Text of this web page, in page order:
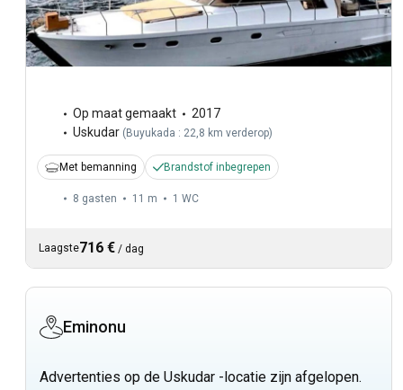
Op maat gemaakt
2017
Uskudar ( Buyukada : 22,8 km verderop)
Met bemanning Brandstof inbegrepen
8 gasten 11 m 1 WC
Laagste716 € / dag
Eminonu
Advertenties op de Uskudar -locatie zijn afgelopen.